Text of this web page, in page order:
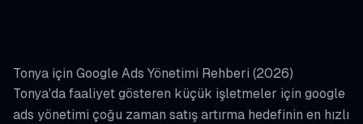
Tonya için Google Ads Yönetimi Rehberi (2026)
Tonya'da faaliyet gösteren küçük işletmeler için google
ads yönetimi çoğu zaman satış artırma hedefinin en hızlı